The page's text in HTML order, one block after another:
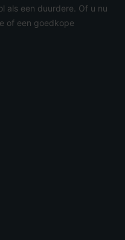
als een duurdere. Of u nu
of een goedkope